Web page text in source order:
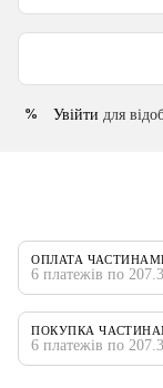
% Увійти для
ОПЛАТА
6 платежів по
ПОКУПКА
6 платежів по